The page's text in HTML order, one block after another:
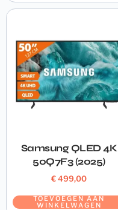
Samsung QLED 4K
50Q7F3 (2025)
€499,00
TOEVOEGEN AAN
WINKELWAGEN